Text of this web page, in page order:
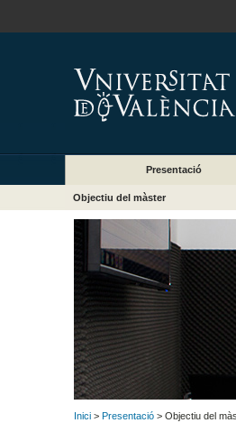
Presentació
Objectiu del màster
Inici > Presentació > Objectiu del